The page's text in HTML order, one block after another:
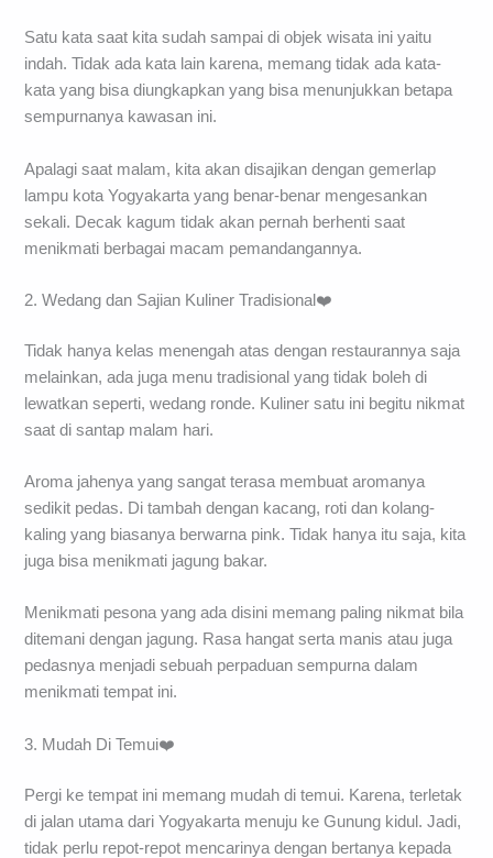
Satu kata saat kita sudah sampai di objek wisata ini yaitu
indah. Tidak ada kata lain karena, memang tidak ada kata-
kata yang bisa diungkapkan yang bisa menunjukkan betapa
sempurnanya kawasan ini.
Apalagi saat malam, kita akan disajikan dengan gemerlap
lampu kota Yogyakarta yang benar-benar mengesankan
sekali. Decak kagum tidak akan pernah berhenti saat
menikmati berbagai macam pemandangannya.
2. Wedang dan Sajian Kuliner Tradisional❤️
Tidak hanya kelas menengah atas dengan restaurannya saja
melainkan, ada juga menu tradisional yang tidak boleh di
lewatkan seperti, wedang ronde. Kuliner satu ini begitu nikmat
saat di santap malam hari.
Aroma jahenya yang sangat terasa membuat aromanya
sedikit pedas. Di tambah dengan kacang, roti dan kolang-
kaling yang biasanya berwarna pink. Tidak hanya itu saja, kita
juga bisa menikmati jagung bakar.
Menikmati pesona yang ada disini memang paling nikmat bila
ditemani dengan jagung. Rasa hangat serta manis atau juga
pedasnya menjadi sebuah perpaduan sempurna dalam
menikmati tempat ini.
3. Mudah Di Temui❤️
Pergi ke tempat ini memang mudah di temui. Karena, terletak
di jalan utama dari Yogyakarta menuju ke Gunung kidul. Jadi,
tidak perlu repot-repot mencarinya dengan bertanya kepada